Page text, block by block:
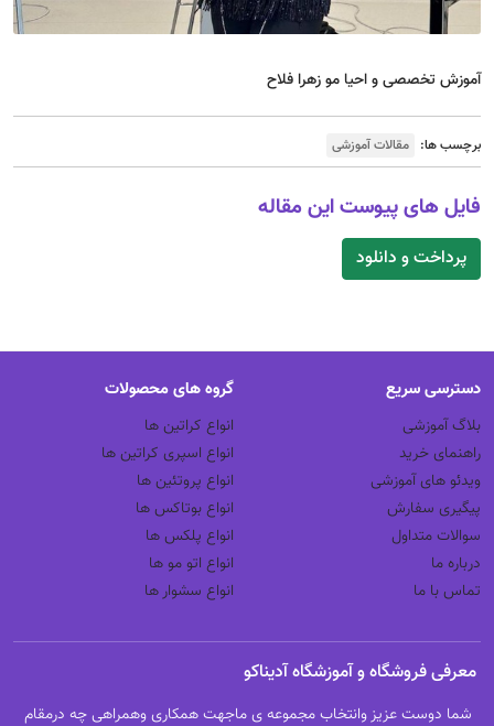
آموزش تخصصی و احیا مو زهرا فلاح
برچسب ها: مقالات آموزشی
فایل های پیوست این مقاله
دسترسی سریع
بلاگ آموزشی
راهنمای خرید
ویدئو های آموزشی
پیگیری سفارش
سوالات متداول
درباره ما
تماس با ما
گروه های محصولات
انواع کراتین ها
انواع اسپری کراتین ها
انواع پروتئین ها
انواع بوتاکس ها
انواع پلکس ها
انواع اتو مو ها
انواع سشوار ها
معرفی فروشگاه و آموزشگاه آدیناکو
شما دوست عزیز وانتخاب مجموعه ی ماجهت همکاری وهمراهی چه درمقام